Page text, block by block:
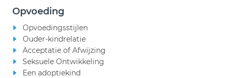
Opvoeding
Opvoedingsstijlen
Ouder-kindrelatie
Acceptatie of Afwijzing
Seksuele Ontwikkeling
Een adoptiekind